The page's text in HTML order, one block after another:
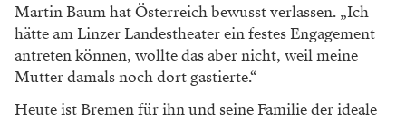
Martin Baum hat Österreich bewusst verlassen. „Ich
hätte am Linzer Landestheater ein festes Engagement
antreten können, wollte das aber nicht, weil meine
Mutter damals noch dort gastierte.“
Heute ist Bremen für ihn und seine Familie der ideale